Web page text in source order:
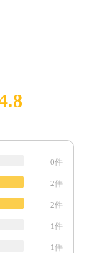
0件
2件
2件
1件
1件